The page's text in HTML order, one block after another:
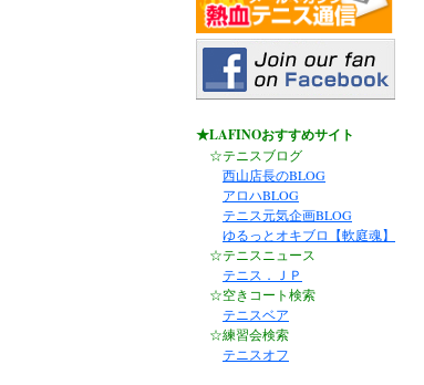
★LAFINOおすすめサイト
☆テニスブログ
西山店長のBLOG
アロハBLOG
テニス元気企画BLOG
ゆるっとオキブロ【軟庭魂】
☆テニスニュース
テニス．ＪＰ
☆空きコート検索
テニスベア
☆練習会検索
テニスオフ